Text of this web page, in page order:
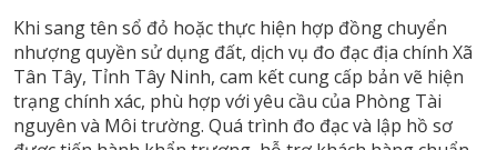
Khi sang tên sổ đỏ hoặc thực hiện hợp đồng chuyển
nhượng quyền sử dụng đất, dịch vụ đo đạc địa chính Xã
Tân Tây, Tỉnh Tây Ninh, cam kết cung cấp bản vẽ hiện
trạng chính xác, phù hợp với yêu cầu của Phòng Tài
nguyên và Môi trường. Quá trình đo đạc và lập hồ sơ